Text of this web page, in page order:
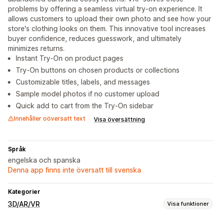
problems by offering a seamless virtual try-on experience. It
allows customers to upload their own photo and see how your
store's clothing looks on them. This innovative tool increases
buyer confidence, reduces guesswork, and ultimately
minimizes returns.
Instant Try‑On on product pages
Try‑On buttons on chosen products or collections
Customizable titles, labels, and messages
Sample model photos if no customer upload
Quick add to cart from the Try‑On sidebar
Innehåller oöversatt text Visa översättning
Språk
engelska och spanska
Denna app finns inte översatt till svenska
Kategorier
3D/AR/VR Visa funktioner